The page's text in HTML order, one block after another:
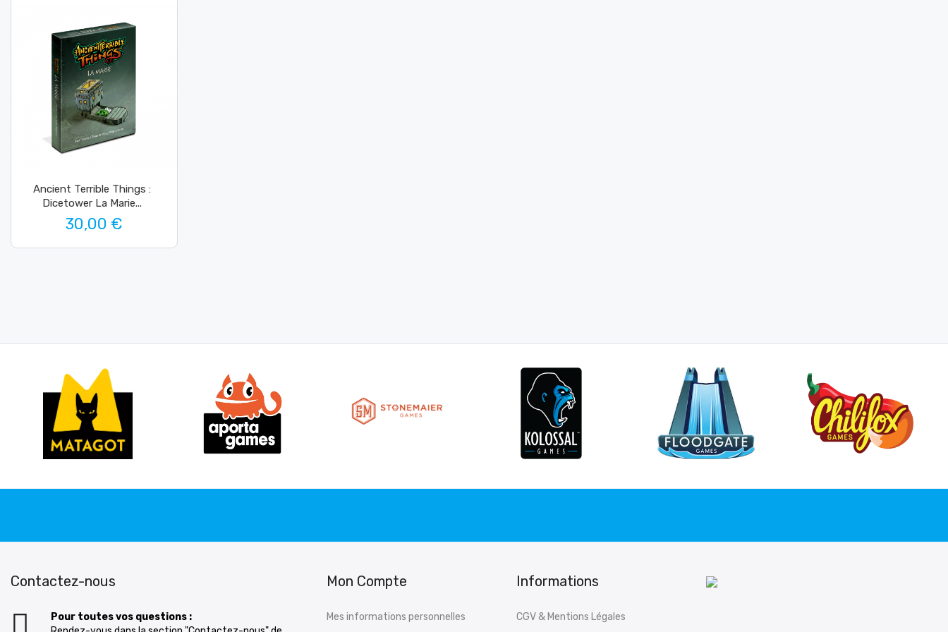
Ancient Terrible Things :
Dicetower La Marie...
30,00 €
Contactez-nous
Pour toutes vos questions :
Mon Compte
Mes informations personnelles
Informations
CGV & Mentions Légales